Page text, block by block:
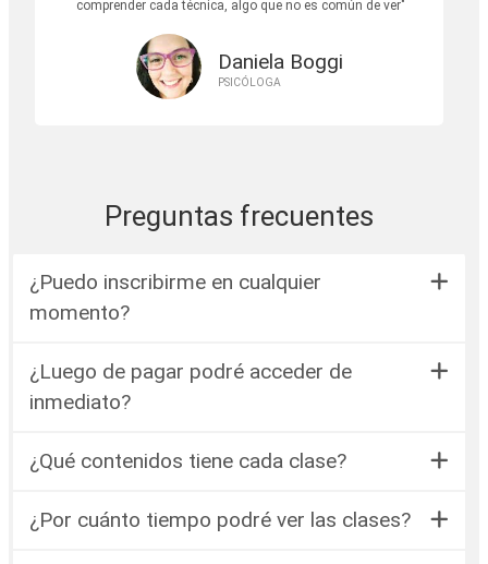
comprender cada técnica, algo que no es común de ver
Daniela Boggi
PSICÓLOGA
Preguntas frecuentes
¿Puedo inscribirme en cualquier
momento?
¿Luego de pagar podré acceder de
inmediato?
¿Qué contenidos tiene cada clase?
¿Por cuánto tiempo podré ver las clases?